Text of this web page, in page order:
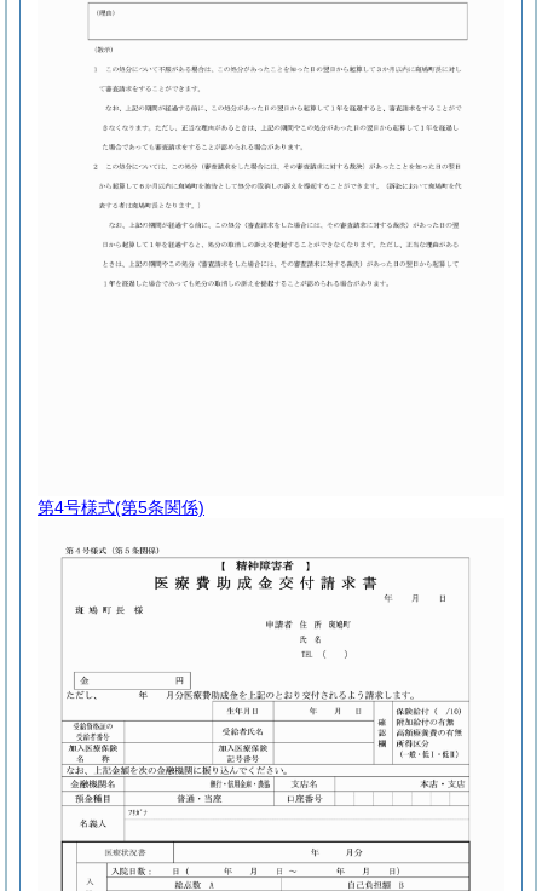
第4号様式(第5条関係)